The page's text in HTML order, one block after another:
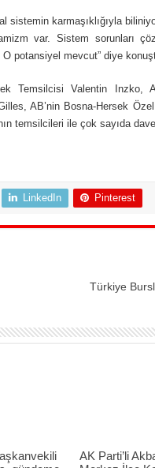
sistemin karmaşıklığıyla
var. Sistem sorunları
potansiyel mevcut” diye
Temsilcisi Valentin Inzko,
AB’nin Bosna-Hersek
temsilcileri ile çok sayıda
LinkedIn Pinterest
Türkiye
AK Parti’li